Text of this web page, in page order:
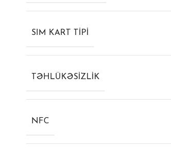
SIM KART TIPI
TƏHLÜKƏSIZLIK
NFC